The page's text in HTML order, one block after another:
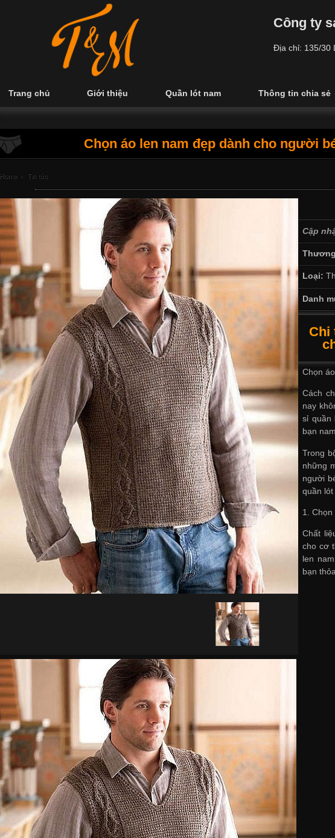
Công ty
Địa chỉ: 135/30
Trang chủ Giới thiệu Quần lót nam Thông tin chia sẻ
Chọn áo len nam đẹp dành cho người
Home › Tin tức
Cập
Loại:
Danh
Chi
Chọn
Cách
nay
sỉ quần
bạn
Trong
những
người
quần lót
1.
Chất
cho cơ
len
bạn